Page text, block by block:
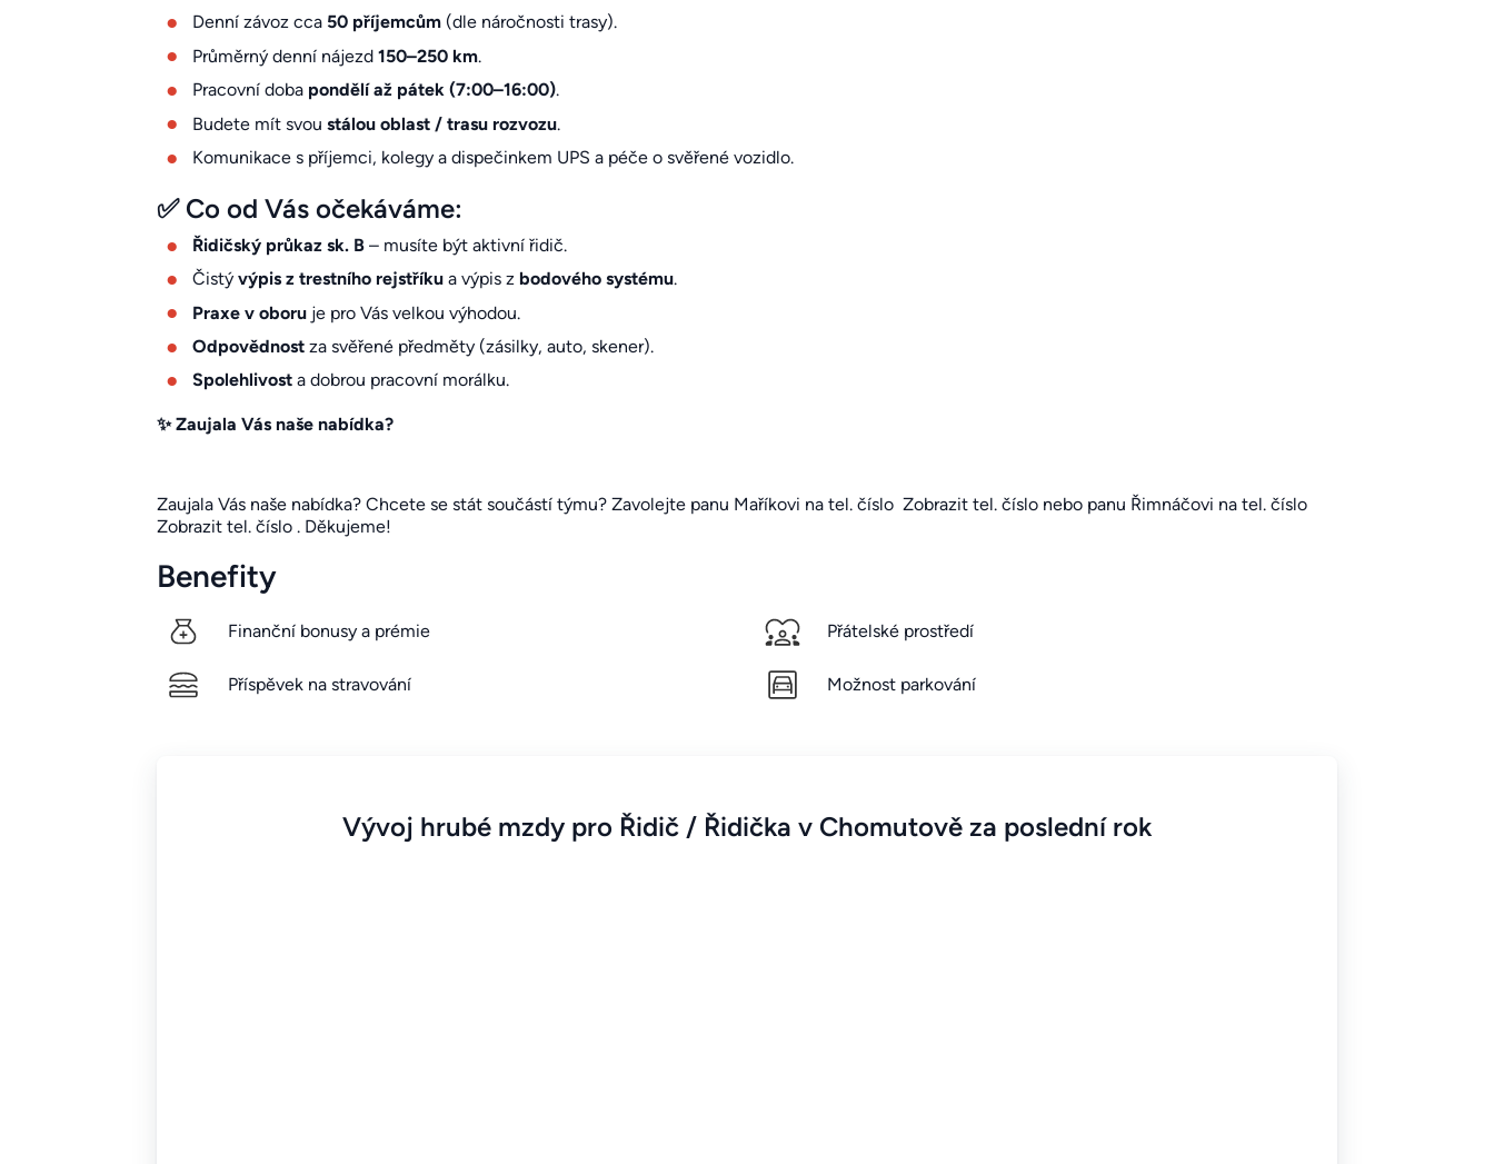
Denní závoz cca 50 příjemcům(dle náročnosti trasy).
Průměrný denní nájezd 150–250 km.
Pracovní doba pondělí až pátek (7:00–16:00).
Budete mít svou stálou oblast / trasu rozvozu.
Komunikace s příjemci, kolegy a dispečinkem UPS a péče o svěřené vozidlo.
✅ Co od Vás očekáváme:
Řidičský průkaz sk. B– musíte být aktivní řidič.
Čistý výpis z trestního rejstříkua výpis z bodového systému.
Praxe v oboruje pro Vás velkou výhodou.
Odpovědnostza svěřené předměty (zásilky, auto, skener).
Spolehlivosta dobrou pracovní morálku.
✨ Zaujala Vás naše nabídka?
Zaujala Vás naše nabídka? Chcete se stát součástí týmu? Zavolejte panu Maříkovi na tel. číslo Zobrazit tel. číslonebo panu Řimnáčovi na tel. číslo
Zobrazit tel. číslo. Děkujeme!
Benefity
Finanční bonusy a prémie
Příspěvek na stravování
Přátelské prostředí
Možnost parkování
Vývoj hrubé mzdy pro Řidič / Řidička v Chomutově za poslední rok